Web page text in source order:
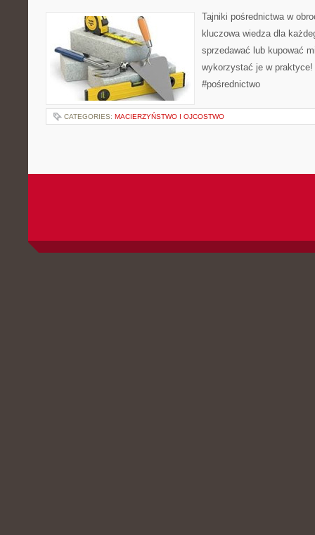
Tajniki pośrednictwa w
kluczowa wiedza dla
sprzedawać lub kupować
wykorzystać je w
#pośrednictwo
CATEGORIES: MACIERZYŃSTWO I OJCOSTWO